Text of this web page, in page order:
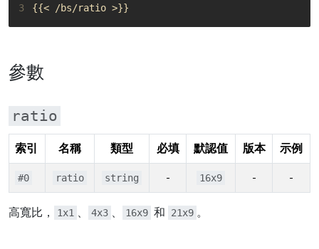
3
參數
ratio
索引 名稱 類型 必填 默認值 版本 示例
#0 ratio string - 16x9 - -
高寬比， 1x1 、 4x3 、 16x9 和 21x9 。